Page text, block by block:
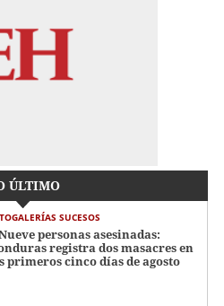
ÚLTIMO
SUCESOS
personas asesinadas:
registra dos masacres en
primeros cinco días de agosto